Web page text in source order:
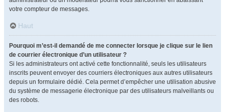
votre compteur de messages.
Haut
Pourquoi m’est-il demandé de me connecter lorsque je clique sur le lien
de courrier électronique d’un utilisateur ?
Si les administrateurs ont activé cette fonctionnalité, seuls les utilisateurs
inscrits peuvent envoyer des courriers électroniques aux autres utilisateurs
depuis un formulaire dédié. Cela permet d’empêcher une utilisation abusive
du système de messagerie électronique par des utilisateurs malveillants ou
des robots.